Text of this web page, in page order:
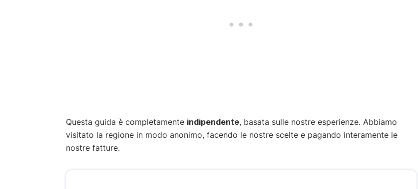
Questa guida è completamente indipendente, basata sulle nostre esperienze. Abbiamo
visitato la regione in modo anonimo, facendo le nostre scelte e pagando interamente le
nostre fatture.